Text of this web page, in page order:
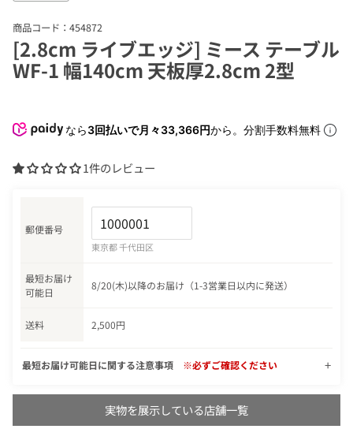
商品コード：454872
[2.8cm ライブエッジ] ミース テーブル
WF-1 幅140cm 天板厚2.8cm 2型
なら3回払いで月々33,366円から。分割手数料無料
1件のレビュー
郵便番号
東京都 千代田区
最短お届け
可能日
8/20(木)以降のお届け（1-3営業日以内に発送）
送料 2,500円
最短お届け可能日に関する注意事項 ※必ずご確認ください
実物を展示している店舗一覧